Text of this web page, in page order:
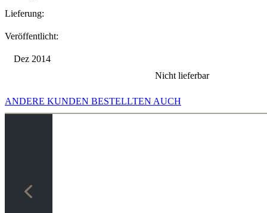
Lieferung:
Veröffentlicht:
Dez 2014
Nicht lieferbar
ANDERE KUNDEN BESTELLTEN AUCH